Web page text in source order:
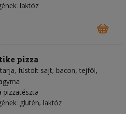
laktóz
pizza
tarja füstölt sajt bacon tejföl
pizzatészta
glutén, laktóz